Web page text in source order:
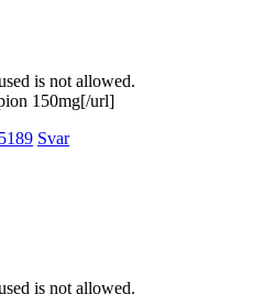
is not allowed.
150mg[/url]
Svar
is not allowed.